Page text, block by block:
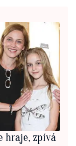
hraje, zpívá